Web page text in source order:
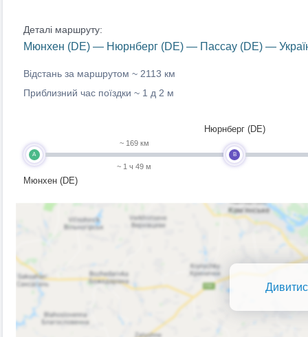
Деталі маршруту:
Мюнхен (DE) — Нюрнберг (DE) — Пассау (DE) —
Відстань за маршрутом ~ 2113 км
Приблизний час поїздки ~ 1 д 2 м
A
Мюнхен (DE)
~ 169 км
~ 1 ч 49 м
B
Нюрнберг (DE)